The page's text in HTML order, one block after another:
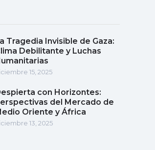
Tragedia Invisible de Gaza:
Debilitante y Luchas
15, 2025
con Horizontes:
del Mercado de
Oriente y África
13, 2025